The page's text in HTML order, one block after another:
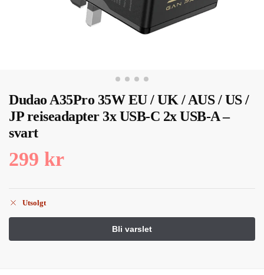
Dudao A35Pro 35W EU / UK / AUS / US /
JP reiseadapter 3x USB-C 2x USB-A –
svart
299 kr
Utsolgt